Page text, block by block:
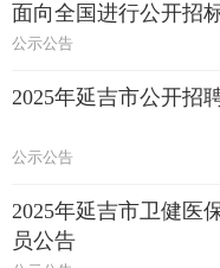
面向全国进行公开招
公示公告
2025年延吉市公开招
公示公告
2025年延吉市卫健医
员公告